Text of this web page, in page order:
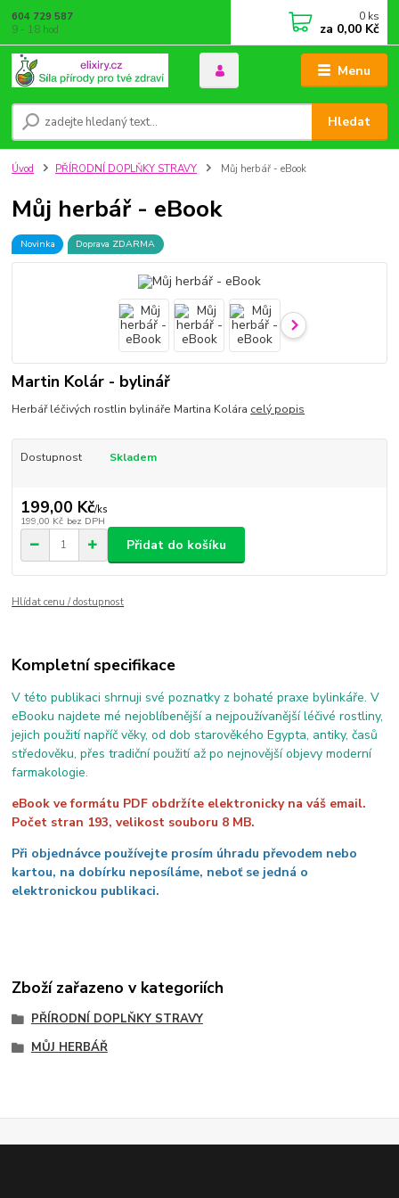
Menu
Hledat
604 729 587
9 - 18 hod
0 ks
za 0,00 Kč
Úvod PŘÍRODNÍ DOPLŇKY STRAVY Můj herbář - eBook
Můj herbář - eBook
Novinka Doprava ZDARMA
Martin Kolár - bylinář
Herbář léčivých rostlin bylináře Martina Kolára celý popis
Dostupnost Skladem
199,00 Kč/ks
199,00 Kč bez DPH
Přidat do košíku
Hlídat cenu / dostupnost
Kompletní specifikace
V této publikaci shrnuji své poznatky z bohaté praxe bylinkáře. V
eBooku najdete mé nejoblíbenější a nejpoužívanější léčivé rostliny,
jejich použití napříč věky, od dob starověkého Egypta, antiky, časů
středověku, přes tradiční použití až po nejnovější objevy moderní
farmakologie.
eBook ve formátu PDF obdržíte elektronicky na váš email.
Počet stran 193, velikost souboru 8 MB.
Při objednávce používejte prosím úhradu převodem nebo
kartou, na dobírku neposíláme, neboť se jedná o
elektronickou publikaci.
Zboží zařazeno v kategoriích
PŘÍRODNÍ DOPLŇKY STRAVY
MŮJ HERBÁŘ